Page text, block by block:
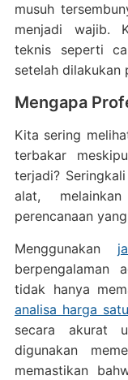
musuh
menjadi wajib.
teknis seperti
setelah dilakukan
Mengapa
Kita sering
terbakar
terjadi?
alat,
perencanaan
Menggunakan
berpengalaman
tidak hanya
analisa harga
secara akurat
digunakan
memastikan